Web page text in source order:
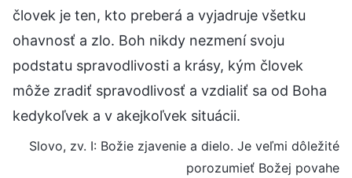
človek je ten, kto preberá a vyjadruje všetku
ohavnosť a zlo. Boh nikdy nezmení svoju
podstatu spravodlivosti a krásy, kým človek
môže zradiť spravodlivosť a vzdialiť sa od Boha
kedykoľvek a v akejkoľvek situácii.
Slovo, zv. I: Božie zjavenie a dielo. Je veľmi dôležité
porozumieť Božej povahe